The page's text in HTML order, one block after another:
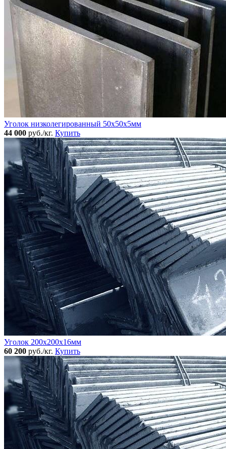
Уголок низколегированный 50x50х5мм
44 000 руб./кг. Купить
Уголок 200x200х16мм
60 200 руб./кг. Купить